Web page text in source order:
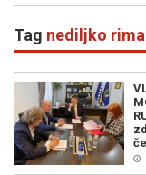
Tag nediljko